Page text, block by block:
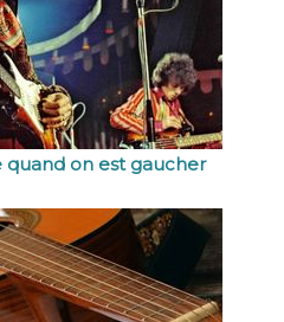
quand on est gaucher